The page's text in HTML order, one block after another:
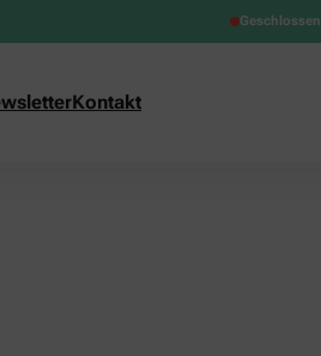
Geschlossen
Kontakt